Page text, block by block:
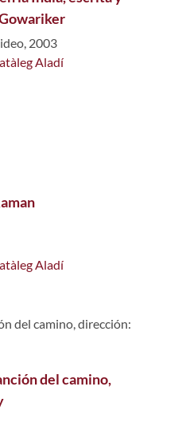
2003
Aladí
Aladí
del camino,